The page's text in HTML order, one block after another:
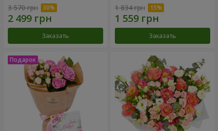
3 570 грн
Заказать
1 834 грн
Заказать